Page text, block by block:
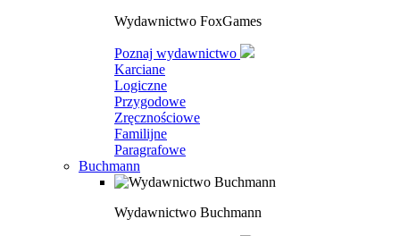
Wydawnictwo FoxGames
Poznaj wydawnictwo
Karciane
Logiczne
Przygodowe
Zręcznościowe
Familijne
Paragrafowe
Buchmann
Wydawnictwo Buchmann